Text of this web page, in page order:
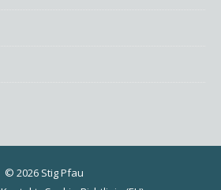
© 2026 Stig Pfau